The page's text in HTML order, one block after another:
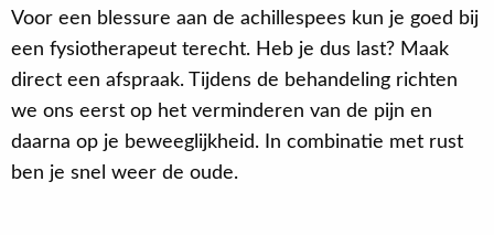
Voor een blessure aan de achillespees kun je goed bij
een fysiotherapeut terecht. Heb je dus last? Maak
direct een afspraak. Tijdens de behandeling richten
we ons eerst op het verminderen van de pijn en
daarna op je beweeglijkheid. In combinatie met rust
ben je snel weer de oude.